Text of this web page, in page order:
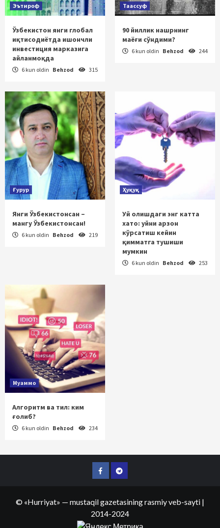
Эътироф
Ўзбекистон янги глобал
иқтисодиётда ишончли
инвестиция марказига
айланмоқда
6 kun oldin Behzod 315
Таассуф
90 йиллик нашрнинг
маёғи сўндими?
6 kun oldin Behzod 244
Ғурур
Янги Ўзбекистонсан –
мангу Ўзбекистонсан!
6 kun oldin Behzod 219
Ҳуқуқ
Уй олишдаги энг катта
хато: уйни арзон
кўрсатиш кейин
қимматга тушиши
мумкин
6 kun oldin Behzod 253
Муаммо
Алгоритм ва тил: ким
ғолиб?
6 kun oldin Behzod 234
FacebookTelegram
© «Hurriyat» — mustaqil gazetasining rasmiy veb-sayti |
2014-2024